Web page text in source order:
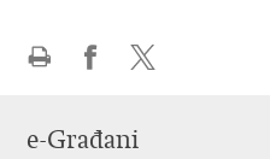
Facebooku
X-
e-Građani